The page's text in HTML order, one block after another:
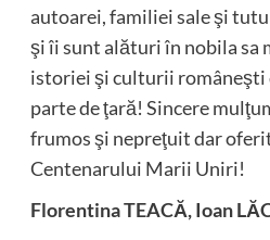
autoarei, familiei sale şi
şi îi sunt alături în nobila sa
istoriei şi culturii româneşti
parte de ţară! Sincere
frumos şi nepreţuit dar
Centenarului Marii Uniri!
Florentina TEACĂ, Ioan